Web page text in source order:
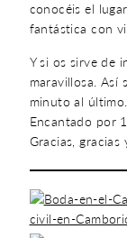
conocéis el
fantástica con
Y si os sirve de
maravillosa. Así
minuto al
Encantado por
Gracias, gracias